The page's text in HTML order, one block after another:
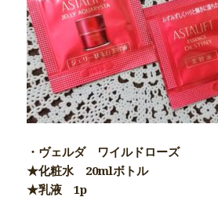
・ヴェルダ ワイルドローズ
★化粧水 20mlボトル
★乳液 1p